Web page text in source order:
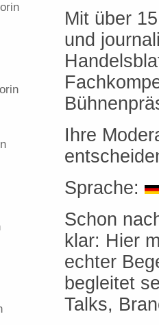
Mit über
und
Ihre
Sprache:
Schon
klar: Hier
echter
begleitet
Talks,